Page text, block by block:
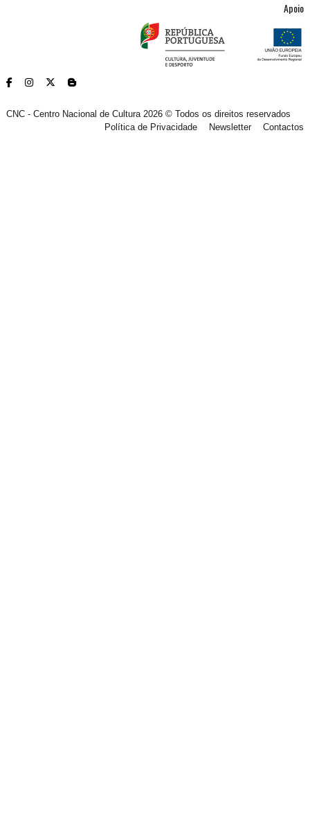
Apoio
CNC - Centro Nacional de Cultura 2026 © Todos os direitos reservados
Política de Privacidade
Newsletter Contactos